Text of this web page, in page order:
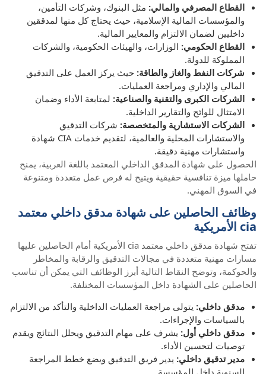
القطاع المصرفي والمالي: مثل البنوك، وشركات التأمين،
والمؤسسات المالية الإسلامية، حيث يحتاج كل منها لمدققين
داخليين لضمان الالتزام والمعايير المالية.
القطاع الحكومي: الوزارات، والهيئات الحكومية، والشركات
المملوكة للدولة.
شركات النفط والغاز والطاقة: حيث يركز العمل على التدقيق
المالي والإداري ومراجعة العمليات.
الشركات الكبرى والتقنية والصناعية: لمتابعة الأداء وضمان
الامتثال للوائح والتقارير الداخلية.
الشركات الاستشارية والمتخصصة: شركات التدقيق
والاستشارات المحلية والعالمية، لتقديم خدمات CIA شهادة
واستشارات مهنية دقيقة.
الحصول على شهادة المدقق الداخلي المعتمد باللغة العربية، يمنح
حاملها ميزة تنافسية حقيقية ويتيح له فرص عمل متعددة ومتنوعة
في السوق المهني.
وظائف الحاصلين على شهادة مدقق داخلي معتمد
cia الأمريكية
تفتح شهادة مدقق داخلي معتمد cia الأمريكية أمام الحاصلين عليها
مسارات مهنية متعددة في مجالات التدقيق والرقابة والمخاطر
والحوكمة، وتوضح النقاط التالية أبرز الوظائف التي يمكن أن تناسب
الحاصلين على الشهادة داخل المؤسسات المختلفة.
مدقق داخلي: يتولى مراجعة العمليات الداخلية والتأكد من الالتزام
بالسياسات والإجراءات.
مدقق داخلي أول: يشرف على مهام التدقيق ويحلل النتائج ويقدم
توصيات لتحسين الأداء.
مدير تدقيق داخلي: يدير فريق التدقيق ويضع خطط المراجعة
السنوية داخل المؤسسة.